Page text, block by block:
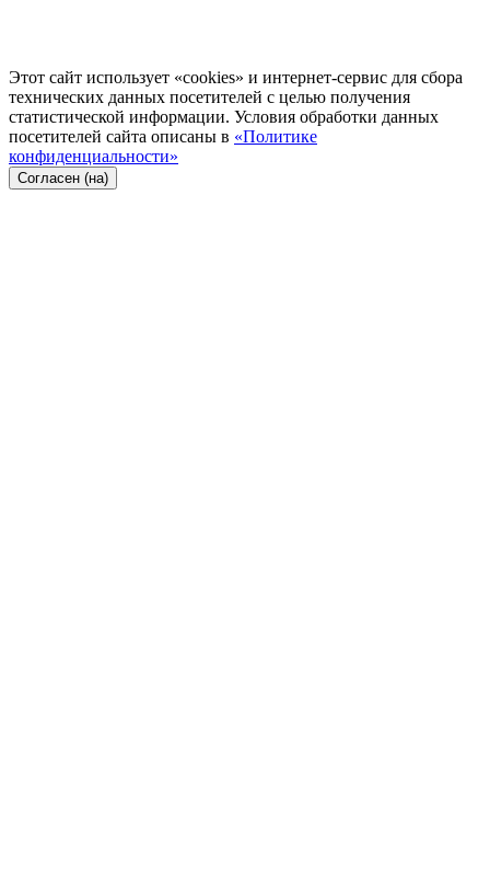
Этот сайт использует «cookies» и интернет-сервис для сбора
технических данных посетителей с целью получения
статистической информации. Условия обработки данных
посетителей сайта описаны в «Политике
конфиденциальности»
Согласен (на)